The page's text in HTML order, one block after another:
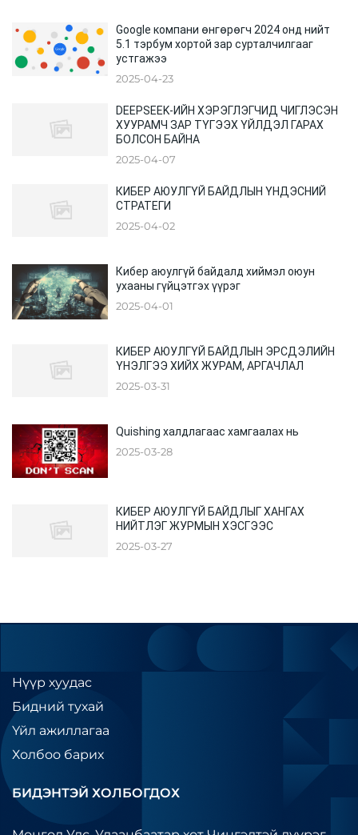
Google компани өнгөрөгч 2024 онд нийт
5.1 тэрбум хортой зар сурталчилгааг
устгажээ
2025-04-23
DEEPSEEK-ИЙН ХЭРЭГЛЭГЧИД ЧИГЛЭСЭН
ХУУРАМЧ ЗАР ТҮГЭЭХ ҮЙЛДЭЛ ГАРАХ
БОЛСОН БАЙНА
2025-04-07
КИБЕР АЮУЛГҮЙ БАЙДЛЫН ҮНДЭСНИЙ
СТРАТЕГИ
2025-04-02
Кибер аюулгүй байдалд хиймэл оюун
ухааны гүйцэтгэх үүрэг
2025-04-01
КИБЕР АЮУЛГҮЙ БАЙДЛЫН ЭРСДЭЛИЙН
ҮНЭЛГЭЭ ХИЙХ ЖУРАМ, АРГАЧЛАЛ
2025-03-31
Quishing халдлагаас хамгаалах нь
2025-03-28
КИБЕР АЮУЛГҮЙ БАЙДЛЫГ ХАНГАХ
НИЙТЛЭГ ЖУРМЫН ХЭСГЭЭС
2025-03-27
Нүүр хуудас
Бидний тухай
Үйл ажиллагаа
Холбоо барих
БИДЭНТЭЙ ХОЛБОГДОХ